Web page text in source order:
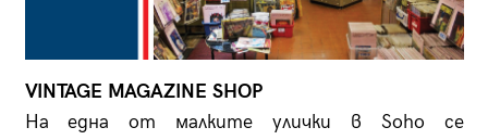
VINTAGE MAGAZINE SHOP
На една от малките улички в Soho се